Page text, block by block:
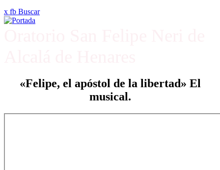
x fb Buscar
«Felipe, el apóstol de la libertad» El
musical.